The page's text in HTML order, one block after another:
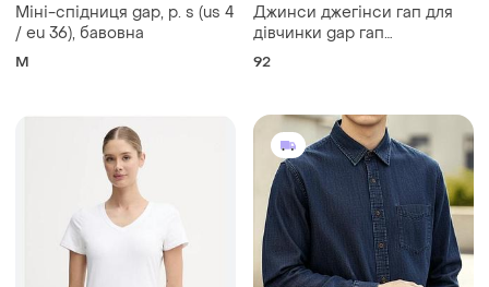
Міні-спідниця gap, р. s (us 4
/ eu 36), бавовна
M
Джинси джегінси гап для
дівчинки gap гап
розпродаж 92 см 2т
92